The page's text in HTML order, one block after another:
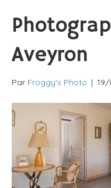
Aveyron
Par Froggy's Photo | 19/